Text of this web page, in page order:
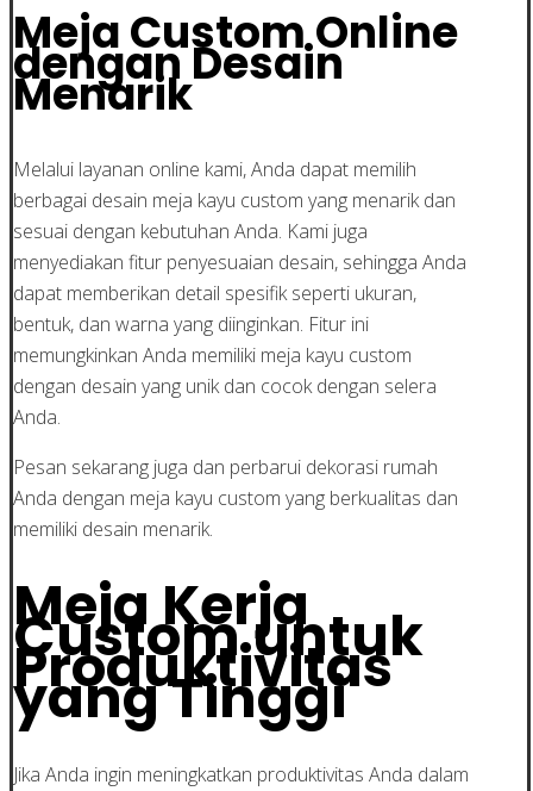
Meja Custom Online
dengan Desain
Menarik
Melalui layanan online kami, Anda dapat memilih
berbagai desain meja kayu custom yang menarik dan
sesuai dengan kebutuhan Anda. Kami juga
menyediakan fitur penyesuaian desain, sehingga Anda
dapat memberikan detail spesifik seperti ukuran,
bentuk, dan warna yang diinginkan. Fitur ini
memungkinkan Anda memiliki meja kayu custom
dengan desain yang unik dan cocok dengan selera
Anda.
Pesan sekarang juga dan perbarui dekorasi rumah
Anda dengan meja kayu custom yang berkualitas dan
memiliki desain menarik.
Meja Kerja
Custom untuk
Produktivitas
yang Tinggi
Jika Anda ingin meningkatkan produktivitas Anda dalam